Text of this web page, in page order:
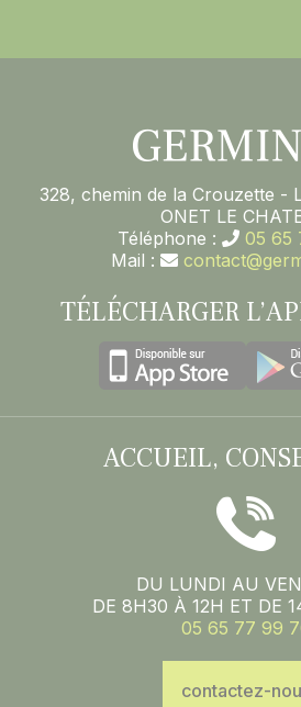
328, chemin de la Crouzette -
ONET LE
Téléphone :
05 65
Mail :
TÉLÉCHARGER
ACCUEIL,
DU LUNDI AU
DE 8H30 À 12H ET DE
05 65 77 99
contactez-